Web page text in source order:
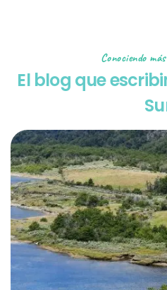
Conociendo
El blog que